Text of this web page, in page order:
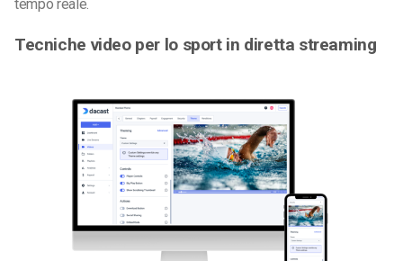
tempo reale.
Tecniche video per lo sport in diretta streaming